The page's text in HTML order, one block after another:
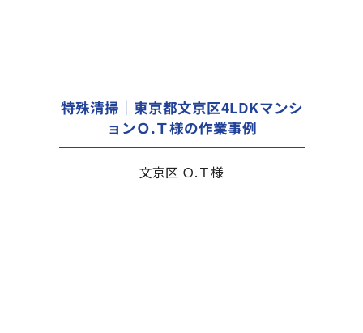
特殊清掃｜東京都文京区4LDKマンシ
ョンＯ.Ｔ様の作業事例
文京区 Ｏ.Ｔ様